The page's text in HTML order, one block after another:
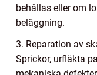
behållas eller om
beläggning.
3. Reparation av
Sprickor, urfläkta